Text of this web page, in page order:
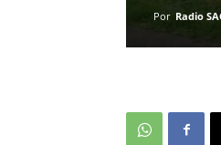
Por Radio